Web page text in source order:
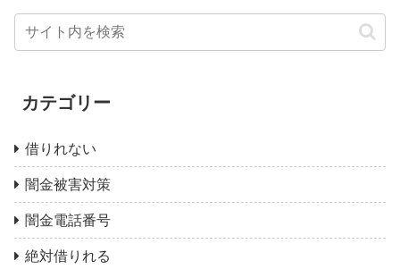
カテゴリー
借りれない
闇金被害対策
闇金電話番号
絶対借りれる